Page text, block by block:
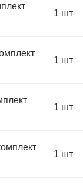
1 шт
1 шт
1 шт
1 шт